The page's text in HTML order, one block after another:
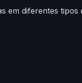
em diferentes tipos